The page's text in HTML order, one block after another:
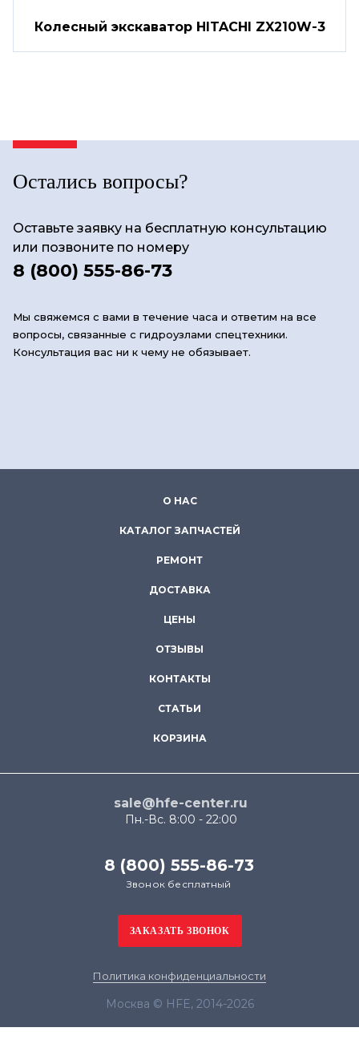
Колесный экскаватор HITACHI ZX210W-3
Остались вопросы?
Оставьте заявку на бесплатную консультацию
или позвоните по номеру
8 (800) 555-86-73
Мы свяжемся с вами в течение часа и ответим на все
вопросы, связанные с гидроузлами спецтехники.
Консультация вас ни к чему не обязывает.
О НАС
КАТАЛОГ ЗАПЧАСТЕЙ
РЕМОНТ
ДОСТАВКА
ЦЕНЫ
ОТЗЫВЫ
КОНТАКТЫ
СТАТЬИ
КОРЗИНА
sale@hfe-center.ru
Пн.-Вс. 8:00 - 22:00
8 (800) 555-86-73
Звонок бесплатный
Политика конфиденциальности
Москва © HFE, 2014-2026